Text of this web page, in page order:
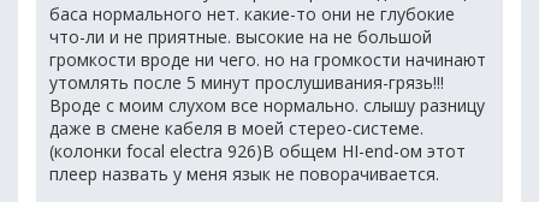
баса нормального нет. какие-то они не глубокие
что-ли и не приятные. высокие на не большой
громкости вроде ни чего. но на громкости начинают
утомлять после 5 минут прослушивания-грязь!!!
Вроде с моим слухом все нормально. слышу разницу
даже в смене кабеля в моей стерео-системе.
(колонки focal electra 926)В общем HI-end-ом этот
плеер назвать у меня язык не поворачивается.